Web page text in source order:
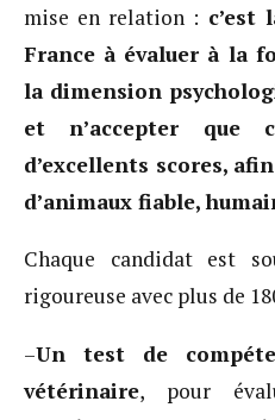
mise en relation : c’est
France à évaluer à la
la dimension
et n’accepter que
d’excellents scores,
d’animaux fiable,
Chaque candidat est
rigoureuse avec plus de
–Un test de
vétérinaire, pour